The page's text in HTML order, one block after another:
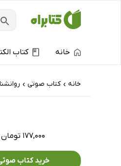
خانه کتاب
خانه › کتاب‌ صوتی ›
۱۷۷,۰۰۰ تومان
خرید کتاب